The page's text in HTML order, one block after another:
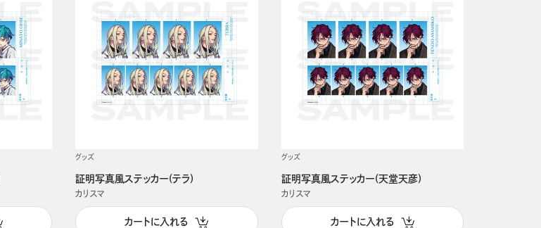
グッズ
証明写真風ステッカー(テラ)
カリスマ
カートに入れる
グッズ
証明写真風ステッカー(天堂天彦)
カリスマ
カートに入れる